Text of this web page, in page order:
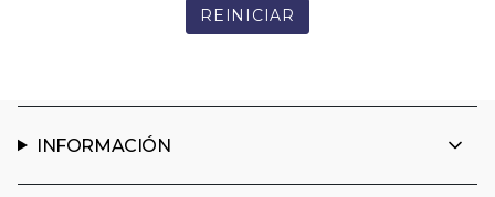
REINICIAR
INFORMACIÓN